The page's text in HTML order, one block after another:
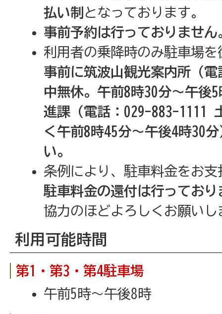
払い制 となっております。
事前予約は行っておりません
利用者の乗降時のみ駐車場
事前に筑波山観光案内所（
中無休。午前8時30分～午後
進課（電話：029-883-1111
く午前8時45分～午後4時30
い。
条例により、駐車料金をお
駐車料金の還付は行っており
協力のほどよろしくお願いし
利用可能時間
第1・第3・第4駐車場
午前5時～午後8時